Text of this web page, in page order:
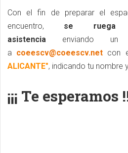
Con el fin de preparar el
encuentro, se ruega
asistencia enviando un
a coeescv@coeescv.net con
ALICANTE", indicando tu nombre
¡¡¡ Te esperamos